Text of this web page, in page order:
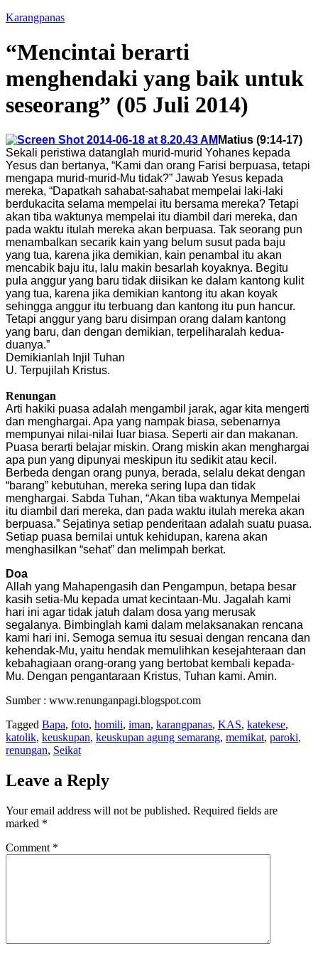
Karangpanas
“Mencintai berarti
menghendaki yang baik untuk
seseorang” (05 Juli 2014)
Matius (9:14-17)
Sekali peristiwa datanglah murid-murid Yohanes kepada
Yesus dan bertanya, “Kami dan orang Farisi berpuasa, tetapi
mengapa murid-murid-Mu tidak?” Jawab Yesus kepada
mereka, “Dapatkah sahabat-sahabat mempelai laki-laki
berdukacita selama mempelai itu bersama mereka? Tetapi
akan tiba waktunya mempelai itu diambil dari mereka, dan
pada waktu itulah mereka akan berpuasa. Tak seorang pun
menambalkan secarik kain yang belum susut pada baju
yang tua, karena jika demikian, kain penambal itu akan
mencabik baju itu, lalu makin besarlah koyaknya. Begitu
pula anggur yang baru tidak diisikan ke dalam kantong kulit
yang tua, karena jika demikian kantong itu akan koyak
sehingga anggur itu terbuang dan kantong itu pun hancur.
Tetapi anggur yang baru disimpan orang dalam kantong
yang baru, dan dengan demikian, terpeliharalah kedua-
duanya.”
Demikianlah Injil Tuhan
U. Terpujilah Kristus.
Renungan
Arti hakiki puasa adalah mengambil jarak, agar kita mengerti
dan menghargai. Apa yang nampak biasa, sebenarnya
mempunyai nilai-nilai luar biasa. Seperti air dan makanan.
Puasa berarti belajar miskin. Orang miskin akan menghargai
apa pun yang dipunyai meskipun itu sedikit atau kecil.
Berbeda dengan orang punya, berada, selalu dekat dengan
“barang” kebutuhan, mereka sering lupa dan tidak
menghargai. Sabda Tuhan, “Akan tiba waktunya Mempelai
itu diambil dari mereka, dan pada waktu itulah mereka akan
berpuasa.” Sejatinya setiap penderitaan adalah suatu puasa.
Setiap puasa bernilai untuk kehidupan, karena akan
menghasilkan “sehat” dan melimpah berkat.
Doa
Allah yang Mahapengasih dan Pengampun, betapa besar
kasih setia-Mu kepada umat kecintaan-Mu. Jagalah kami
hari ini agar tidak jatuh dalam dosa yang merusak
segalanya. Bimbinglah kami dalam melaksanakan rencana
kami hari ini. Semoga semua itu sesuai dengan rencana dan
kehendak-Mu, yaitu hendak memulihkan kesejahteraan dan
kebahagiaan orang-orang yang bertobat kembali kepada-
Mu. Dengan pengantaraan Kristus, Tuhan kami. Amin.
Sumber : www.renunganpagi.blogspot.com
Tagged Bapa, foto, homili, iman, karangpanas, KAS, katekese,
katolik, keuskupan, keuskupan agung semarang, memikat, paroki,
renungan, Seikat
Leave a Reply
Your email address will not be published. Required fields are
marked *
Comment *